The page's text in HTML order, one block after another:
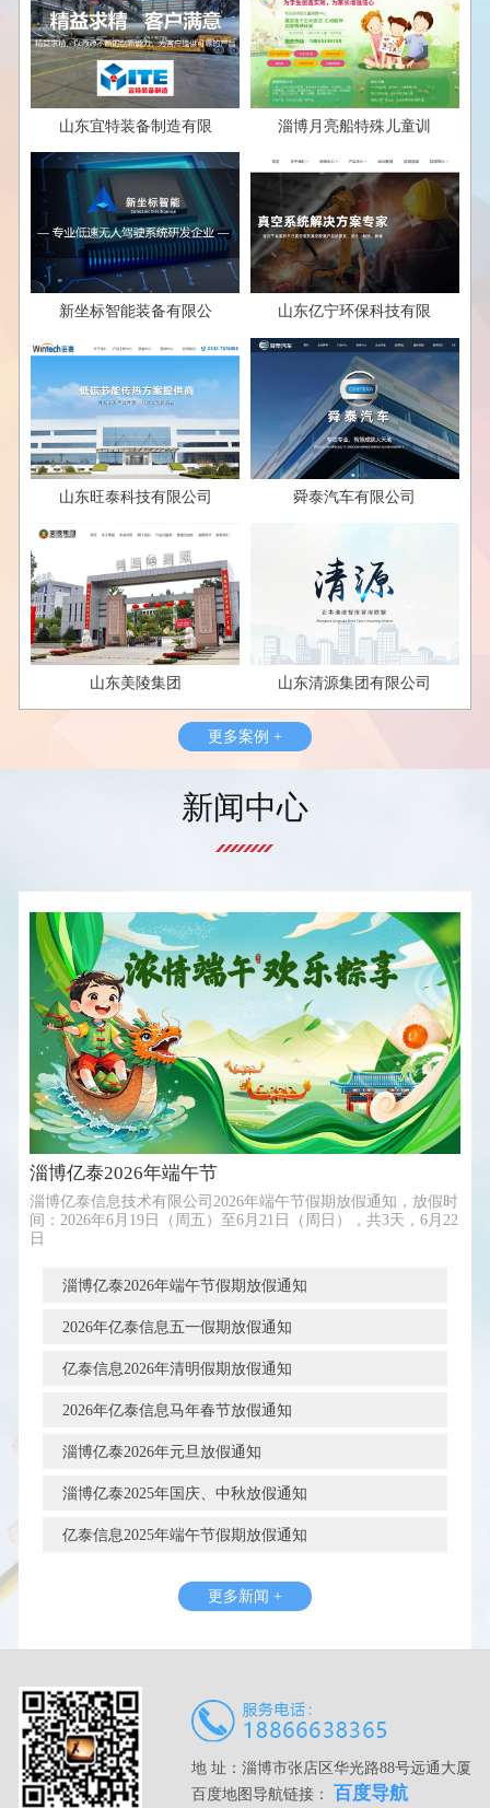
山东宜特装备制造有限 淄博月亮船特殊儿童训
新坐标智能装备有限公 山东亿宁环保科技有限
山东旺泰科技有限公司 舜泰汽车有限公司
山东美陵集团 山东清源集团有限公司
更多案例 +
新闻中心
淄博亿泰2026年端午节
淄博亿泰信息技术有限公司2026年端午节假期放假通知，放假时
间：2026年6月19日（周五）至6月21日（周日），共3天，6月22
日
淄博亿泰2026年端午节假期放假通知
2026年亿泰信息五一假期放假通知
亿泰信息2026年清明假期放假通知
2026年亿泰信息马年春节放假通知
淄博亿泰2026年元旦放假通知
淄博亿泰2025年国庆、中秋放假通知
亿泰信息2025年端午节假期放假通知
更多新闻 +
地 址：淄博市张店区华光路88号远通大厦
百度地图导航链接： 百度导航